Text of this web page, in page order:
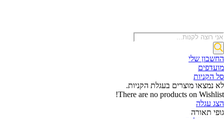
Products
search
החשבון שלי‬
‫מועדפים‬‬
סל הקניות
לא נמצאו מוצרים בעגלת הקניות.
There are no products on Wishlist!
הצג עגלה
גופי תאורה